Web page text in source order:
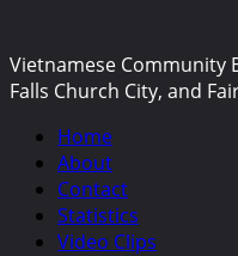
Vietnamese Community
Falls Church City, and
Primary
Menu
Home
About
Contact
Statistics
Video Clips